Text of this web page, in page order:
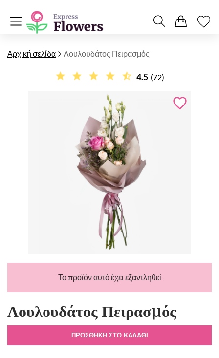
Αρχική σελίδα Λουλουδάτος Πειρασμός
4.5 (72)
Το προϊόν αυτό έχει εξαντληθεί
Λουλουδάτος Πειρασμός
ΠΡΟΣΘΉΚΗ ΣΤΟ ΚΑΛΆΘΙ